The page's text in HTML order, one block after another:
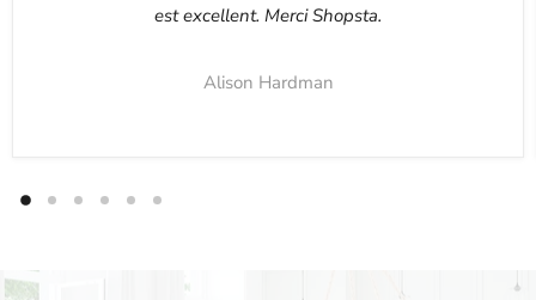
est excellent. Merci Shopsta.
Alison Hardman